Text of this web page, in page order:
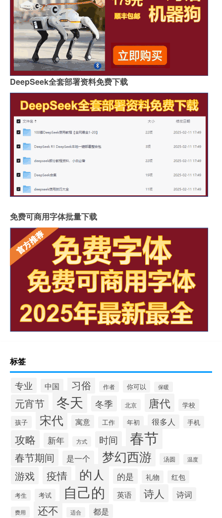
DeepSeek全套部署资料免费下载
免费可商用字体批量下载
标签
专业 中国 习俗 作者 你可以 保暖
元宵节 冬天 冬季 北京 唐代 学校
孩子 宋代 寓意 工作 年初 很多人 手机
攻略 新年 方式 时间 春节
春节期间 是一个 梦幻西游 汤圆 温度
游戏 疫情 的人 的是 礼物 红包
考生 考试 自己的 英语 诗人 诗词
费用 还不 适合 都是